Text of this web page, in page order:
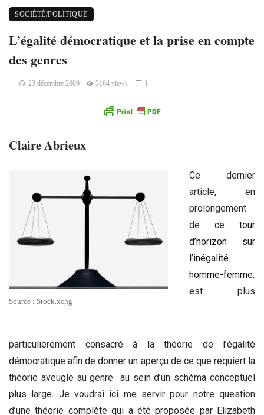
SOCIÉTÉ/POLITIQUE
L’égalité démocratique et la prise en compte
des genres
23 décembre 2009 3164 views 1
Claire Abrieux
Source : Stock.xchg
Ce dernier
article, en
prolongement
de cetour
d’horizon sur
l’inégalité
homme-femme,
est plus
particulièrement consacré à la théorie de l’égalité
démocratique afin de donner un aperçu de ce que requiert la
théorie aveugle au genre au sein d’un schéma conceptuel
plus large. Je voudrai ici me servir pour notre question
d’une théorie complète qui a été proposée par Elizabeth